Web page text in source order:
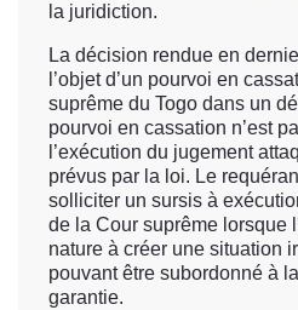
la juridiction.
La décision rendue en
l’objet d’un pourvoi en
suprême du Togo dans un
pourvoi en cassation n’est
l’exécution du jugement
prévus par la loi. Le
solliciter un sursis à
de la Cour suprême lorsque
nature à créer une situation
pouvant être subordonné à
garantie.